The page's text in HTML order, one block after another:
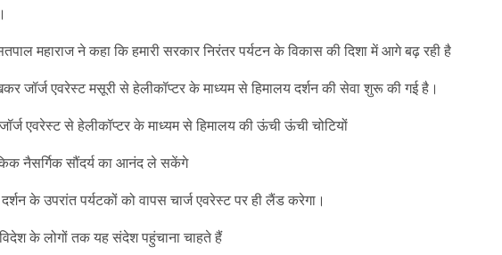
महाराज ने कहा कि हमारी सरकार निरंतर पर्यटन के विकास की दिशा में आगे बढ़ रही है
जॉर्ज एवरेस्ट मसूरी से हेलीकॉप्टर के माध्यम से हिमालय दर्शन की सेवा शुरू की गई है।
एवरेस्ट से हेलीकॉप्टर के माध्यम से हिमालय की ऊंची ऊंची चोटियों
नैसर्गिक सौंदर्य का आनंद ले सकेंगे
के उपरांत पर्यटकों को वापस चार्ज एवरेस्ट पर ही लैंड करेगा।
के लोगों तक यह संदेश पहुंचाना चाहते हैं